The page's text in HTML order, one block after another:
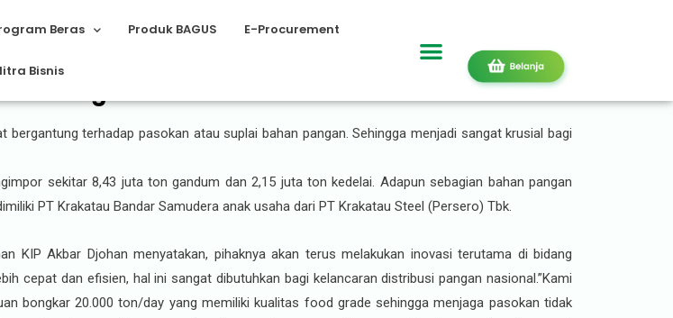
Beras Produk BAGUS E-Procurement
Bisnis
Pangan RI
terhadap pasokan atau suplai bahan pangan. Sehingga menjadi sangat krusial bagi
sekitar 8,43 juta ton gandum dan 2,15 juta ton kedelai. Adapun sebagian bahan pangan
PT Krakatau Bandar Samudera anak usaha dari PT Krakatau Steel (Persero) Tbk.
KIP Akbar Djohan menyatakan, pihaknya akan terus melakukan inovasi terutama di bidang
cepat dan efisien, hal ini sangat dibutuhkan bagi kelancaran distribusi pangan nasional.”Kami
bongkar 20.000 ton/day yang memiliki kualitas food grade sehingga menjaga pasokan tidak